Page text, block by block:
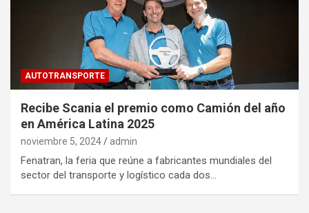
AUTOTRANSPORTE
Recibe Scania el premio como Camión del año
en América Latina 2025
noviembre 5, 2024 admin
Fenatran, la feria que reúne a fabricantes mundiales del
sector del transporte y logístico cada dos…